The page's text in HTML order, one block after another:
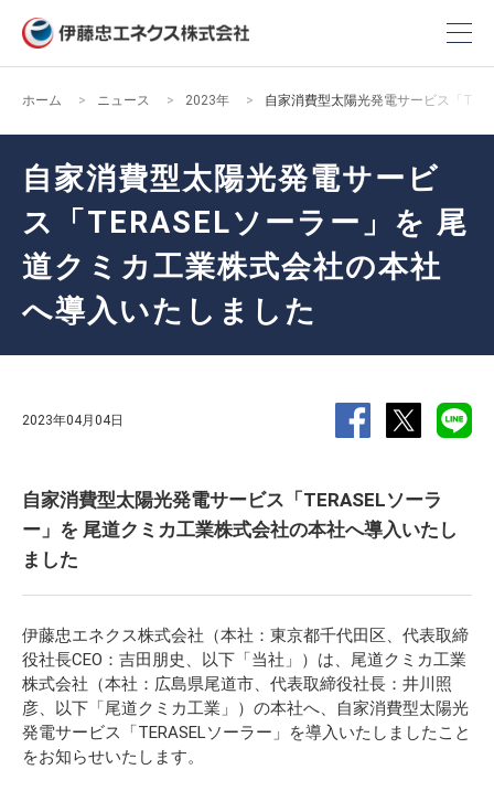
ホーム ニュース 2023年 自家消費型太陽光発電サービス「
自家消費型太陽光発電サービ
ス「TERASELソーラー」を 尾
道クミカ工業株式会社の本社
へ導入いたしました
2023年04月04日
自家消費型太陽光発電サービス「TERASELソーラ
ー」を 尾道クミカ工業株式会社の本社へ導入いたし
ました
伊藤忠エネクス株式会社（本社：東京都千代田区、代表取締
役社長CEO：吉田朋史、以下「当社」）は、尾道クミカ工業
株式会社（本社：広島県尾道市、代表取締役社長：井川照
彦、以下「尾道クミカ工業」）の本社へ、自家消費型太陽光
発電サービス「TERASELソーラー」を導入いたしましたこと
をお知らせいたします。